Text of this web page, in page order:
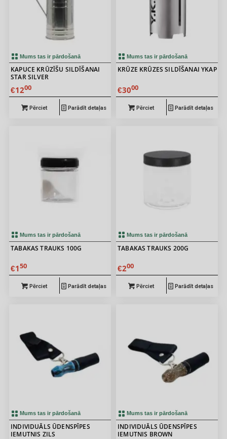
Mums tas ir pārdošanā
KAPUCE KRŪZĪŠU SILDĪŠANAI
STAR SILVER
€1200
Pērciet Parādīt detaļas
Mums tas ir pārdošanā
KRŪZE KRŪZES SILDĪŠANAI YKAP
€3000
Pērciet Parādīt detaļas
Mums tas ir pārdošanā
TABAKAS TRAUKS 100G
€150
Pērciet Parādīt detaļas
Mums tas ir pārdošanā
TABAKAS TRAUKS 200G
€200
Pērciet Parādīt detaļas
Mums tas ir pārdošanā
INDIVIDUĀLS ŪDENSPĪPES
IEMUTNIS ZILS
Mums tas ir pārdošanā
INDIVIDUĀLS ŪDENSPĪPES
IEMUTNIS BROWN